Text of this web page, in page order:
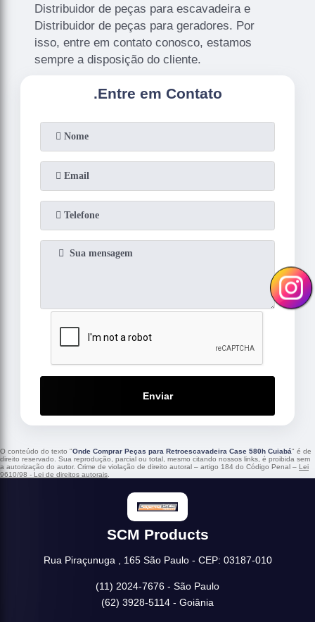
Distribuidor de peças para escavadeira e
Distribuidor de peças para geradores. Por
isso, entre em contato conosco, estamos
sempre a disposição do cliente.
.Entre em Contato
Enviar
O conteúdo do texto "Onde Comprar Peças para Retroescavadeira Case 580h Cuiabá" é de
direito reservado. Sua reprodução, parcial ou total, mesmo citando nossos links, é proibida sem
a autorização do autor. Crime de violação de direito autoral – artigo 184 do Código Penal – Lei
9610/98 - Lei de direitos autorais.
SCM Products
Rua Piraçunuga , 165 São Paulo - CEP: 03187-010
(11) 2024-7676 - São Paulo
(62) 3928-5114 - Goiânia